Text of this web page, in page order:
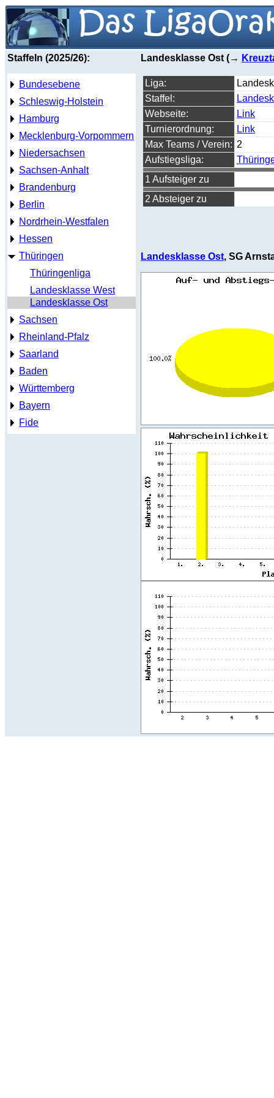
Staffeln (2025/26):
Bundesebene
Schleswig-Holstein
Hamburg
Mecklenburg-Vorpommern
Niedersachsen
Sachsen-Anhalt
Brandenburg
Berlin
Nordrhein-Westfalen
Hessen
Thüringen
Thüringenliga
Landesklasse West
Landesklasse Ost
Sachsen
Rheinland-Pfalz
Saarland
Baden
Württemberg
Bayern
Fide
Landesklasse Ost (→
Liga:
Staffel:
Webseite:
Link
Turnierordnung:
Link
Max Teams / Verein: 2
Aufstiegsliga:
1 Aufsteiger zu
2 Absteiger zu
Landesklasse Ost, SG